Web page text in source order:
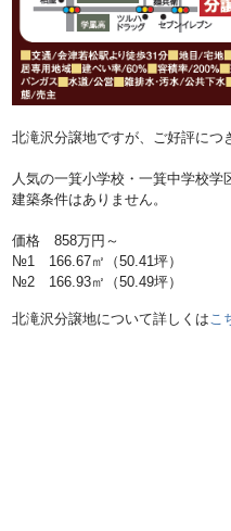
北滝沢分譲地ですが、ご好評につ
人気の一箕小学校・一箕中学校学
建築条件はありません。
価格 858万円～
№1 166.67㎡（50.41坪）
№2 166.93㎡（50.49坪）
北滝沢分譲地について詳しくはこ